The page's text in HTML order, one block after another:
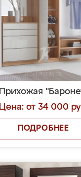
Прихожая
Цена: от 34 000
ПОДРОБНЕЕ